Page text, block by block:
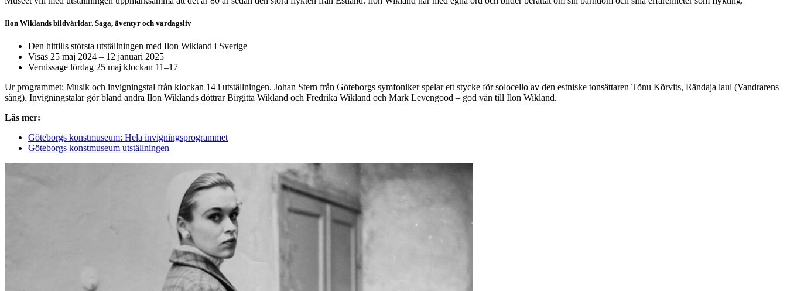
Ilon Wiklands bildvärldar. Saga, äventyr och vardagsliv
Den hittills största utställningen med Ilon Wikland i Sverige
Visas 25 maj 2024 – 12 januari 2025
Vernissage lördag 25 maj klockan 11–17
Ur programmet: Musik och invigningstal från klockan 14 i utställningen. Johan Stern från Göteborgs symfoniker spelar ett stycke för solocello av den estniske tonsättaren Tõnu Kõrvits, Rändaja laul (Vandrarens
sång). Invigningstalar gör bland andra Ilon Wiklands döttrar Birgitta Wikland och Fredrika Wikland och Mark Levengood – god vän till Ilon Wikland.
Läs mer:
Göteborgs konstmuseum: Hela invigningsprogrammet
Göteborgs konstmuseum utställningen